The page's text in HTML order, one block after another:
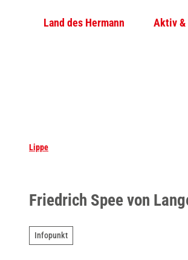
Land des Hermann Aktiv &
Lippe
Friedrich Spee von
Infopunkt